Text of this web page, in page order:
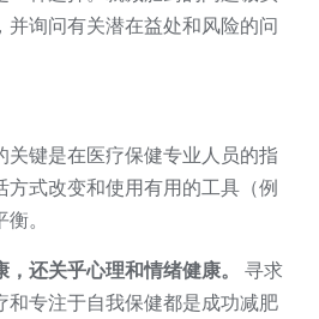
并询问有关潜在益处和风险的问
关键是在医疗保健专业人员的指
方式改变和使用有用的工具（例
。
还关乎心理和情绪健康。
寻求
和专注于自我保健都是成功减肥